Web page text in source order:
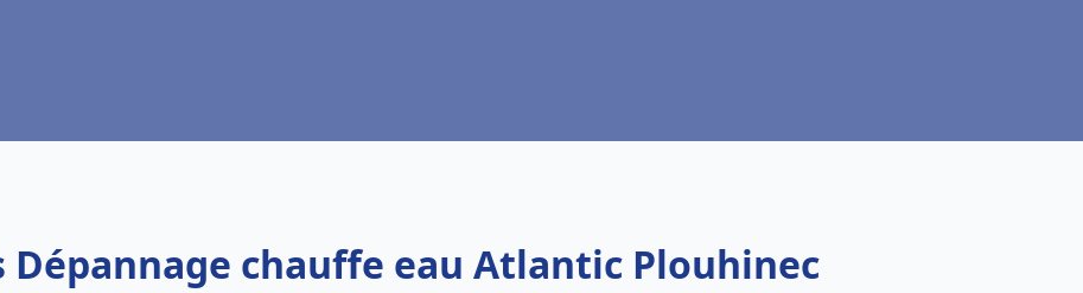
Dépannage chauffe eau Atlantic Plouhinec